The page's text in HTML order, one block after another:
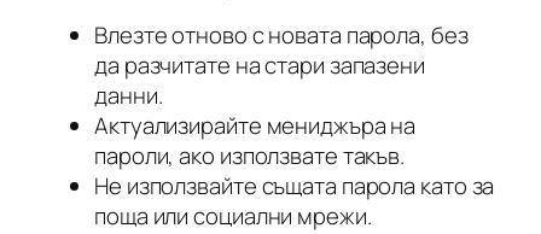
Влезте отново с новата парола, без
да разчитате на стари запазени
данни.
Актуализирайте мениджъра на
пароли, ако използвате такъв.
Не използвайте същата парола като за
поща или социални мрежи.